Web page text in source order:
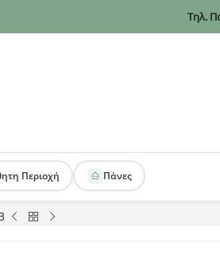
Τηλ.
Περιοχή Πάνες